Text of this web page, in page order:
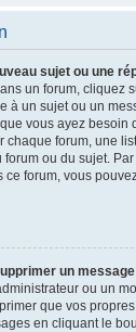
sujet ou une
un forum, cliquez
à un sujet ou un
vous ayez besoin
chaque forum, une
forum ou du sujet.
forum, vous
un
ou un
que vos
en cliquant le